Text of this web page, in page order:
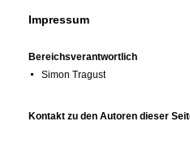
Impressum
Bereichsverantwortlich
Simon Tragust
Kontakt zu den Autoren dieser